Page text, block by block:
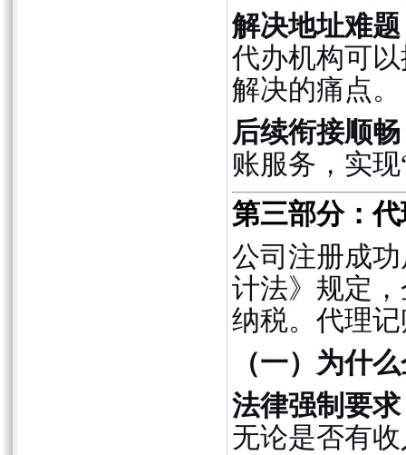
解决地址难题
代办机构可
解决的痛点。
后续衔接顺畅
账服务，实
第三部分：
公司注册成
计法》规定
纳税。代理
（一）为什
法律强制要求
无论是否有